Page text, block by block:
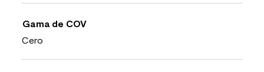
Gama de COV
Cero